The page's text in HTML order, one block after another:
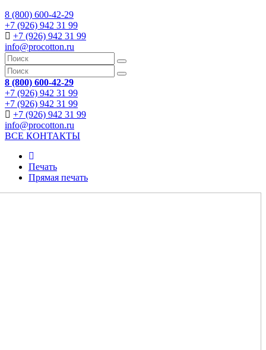
8 (800) 600-42-29
+7 (926) 942 31 99
+7 (926) 942 31 99
info@procotton.ru
8 (800) 600-42-29
+7 (926) 942 31 99
+7 (926) 942 31 99
+7 (926) 942 31 99
info@procotton.ru
ВСЕ КОНТАКТЫ
Печать
Прямая печать